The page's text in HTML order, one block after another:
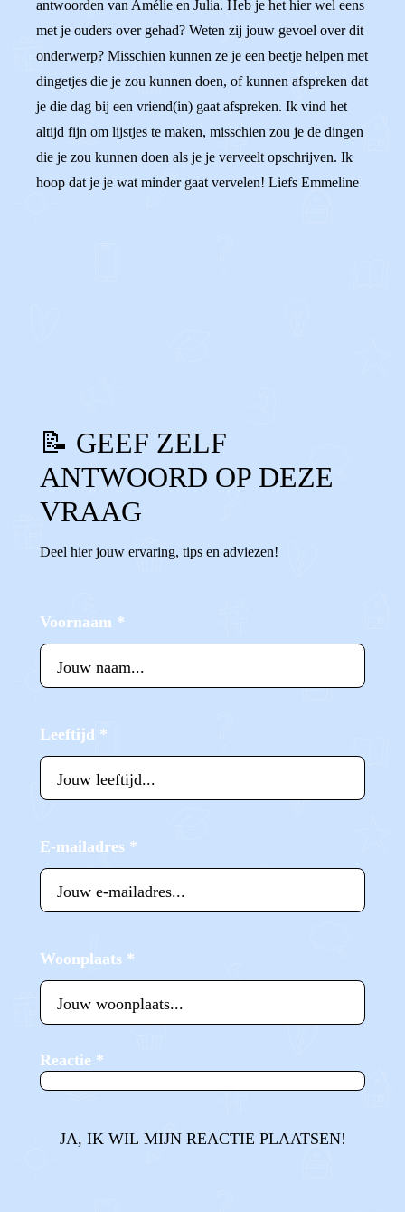
antwoorden van Amélie en Julia. Heb je het hier wel eens
met je ouders over gehad? Weten zij jouw gevoel over dit
onderwerp? Misschien kunnen ze je een beetje helpen met
dingetjes die je zou kunnen doen, of kunnen afspreken dat
je die dag bij een vriend(in) gaat afspreken. Ik vind het
altijd fijn om lijstjes te maken, misschien zou je de dingen
die je zou kunnen doen als je je verveelt opschrijven. Ik
hoop dat je je wat minder gaat vervelen! Liefs Emmeline
📝 GEEF ZELF
ANTWOORD OP DEZE
VRAAG
Deel hier jouw ervaring, tips en adviezen!
Voornaam *
Leeftijd *
E-mailadres *
Woonplaats *
Reactie *
JA, IK WIL MIJN REACTIE PLAATSEN!